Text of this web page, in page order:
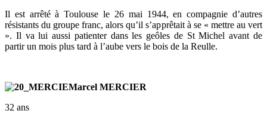
Il est arrêté à Toulouse le 26 mai 1944, en compagnie d’autres
résistants du groupe franc, alors qu’il s’apprêtait à se « mettre au vert
». Il va lui aussi patienter dans les geôles de St Michel avant de
partir un mois plus tard à l’aube vers le bois de la Reulle.
Marcel MERCIER
32 ans